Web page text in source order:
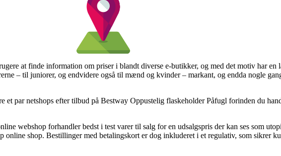
at finde information om priser i blandt diverse e-butikker, og med det motiv har en
– til juniorer, og endvidere også til mænd og kvinder – markant, og endda nogle
par netshops efter tilbud på Bestway Oppustelig flaskeholder Påfugl forinden du
webshop forhandler bedst i test varer til salg for en udsalgspris der kan ses som
shop. Bestillinger med betalingskort er dog inkluderet i et regulativ, som sikrer